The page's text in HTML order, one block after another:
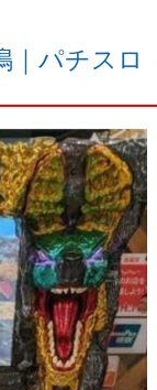
｜パチスロ